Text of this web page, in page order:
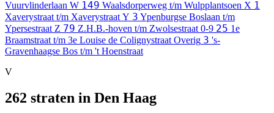
Vuurvlinderlaan W 149 Waalsdorperweg t/m Wulpplantsoen X 1
Xaverystraat t/m Xaverystraat Y 3 Ypenburgse Boslaan t/m
Ypersestraat Z 79 Z.H.B.-hoven t/m Zwolsestraat 0-9 25 1e
Braamstraat t/m 3e Louise de Colignystraat Overig 3 's-
Gravenhaagse Bos t/m 't Hoenstraat
V
262 straten in Den Haag